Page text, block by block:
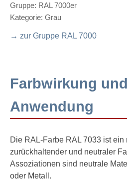
Gruppe: RAL 7000er
Kategorie: Grau
→ zur Gruppe RAL 7000
Farbwirkung und
Anwendung
Die RAL-Farbe RAL 7033 ist ein
zurückhaltender und neutraler
Assoziationen sind neutrale
oder Metall.